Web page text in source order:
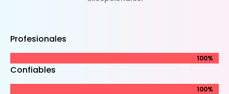
Profesionales
100%
100%
Confiables
100%
100%